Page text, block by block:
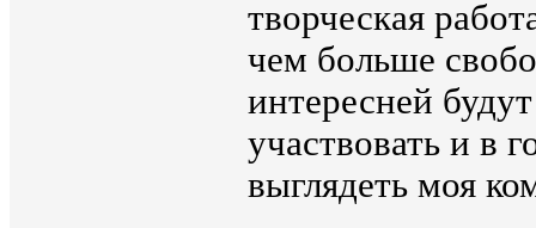
творческая
чем больше
интересней
участвовать и в
выглядеть моя